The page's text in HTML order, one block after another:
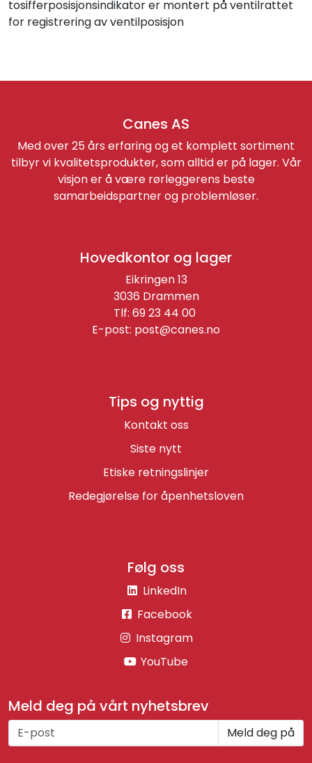
tosifferposisjonsindikator er montert på ventilrattet
for registrering av ventilposisjon
Canes AS
Med over 25 års erfaring og et komplett sortiment
tilbyr vi kvalitetsprodukter, som alltid er på lager. Vår
visjon er å være rørleggerens beste
samarbeidspartner og problemløser.
Meld deg på vårt nyhetsbrev
Meld deg på
Tips og nyttig
Kontakt oss
Siste nytt
Etiske retningslinjer
Redegjørelse for åpenhetsloven
Følg oss
LinkedIn
Facebook
Instagram
YouTube
Hovedkontor og lager
Eikringen 13
3036 Drammen
Tlf: 69 23 44 00
E-post: post@canes.no